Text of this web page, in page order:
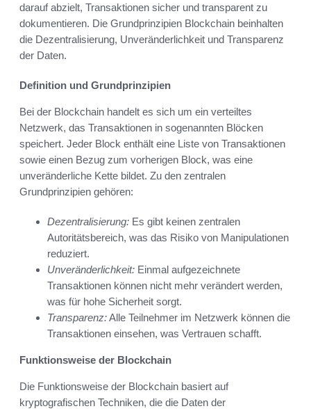
darauf abzielt, Transaktionen sicher und transparent zu
dokumentieren. Die Grundprinzipien Blockchain beinhalten
die Dezentralisierung, Unveränderlichkeit und Transparenz
der Daten.
Definition und Grundprinzipien
Bei der Blockchain handelt es sich um ein verteiltes
Netzwerk, das Transaktionen in sogenannten Blöcken
speichert. Jeder Block enthält eine Liste von Transaktionen
sowie einen Bezug zum vorherigen Block, was eine
unveränderliche Kette bildet. Zu den zentralen
Grundprinzipien gehören:
Dezentralisierung: Es gibt keinen zentralen
Autoritätsbereich, was das Risiko von Manipulationen
reduziert.
Unveränderlichkeit: Einmal aufgezeichnete
Transaktionen können nicht mehr verändert werden,
was für hohe Sicherheit sorgt.
Transparenz:Alle Teilnehmer im Netzwerk können die
Transaktionen einsehen, was Vertrauen schafft.
Funktionsweise der Blockchain
Die Funktionsweise der Blockchain basiert auf
kryptografischen Techniken, die die Daten der